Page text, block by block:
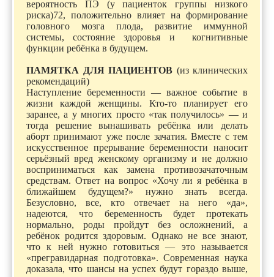
вероятность ПЭ (у пациенток группы низкого
риска)72, положительно влияет на формирование
головного мозга плода, развитие иммунной
системы, состояние здоровья и когнитивные
функции ребёнка в будущем.
ПАМЯТКА ДЛЯ ПАЦИЕНТОВ (из клинических
рекомендаций)
Наступление беременности — важное событие в
жизни каждой женщины. Кто-то планирует его
заранее, а у многих просто «так получилось» — и
тогда решение вынашивать ребёнка или делать
аборт принимают уже после зачатия. Вместе с тем
искусственное прерывание беременности наносит
серьёзный вред женскому организму и не должно
восприниматься как замена противозачаточным
средствам. Ответ на вопрос «Хочу ли я ребёнка в
ближайшем будущем?» нужно знать всегда.
Безусловно, все, кто отвечает на него «да»,
надеются, что беременность будет протекать
нормально, роды пройдут без осложнений, а
ребёнок родится здоровым. Однако не все знают,
что к ней нужно готовиться — это называется
«прегравидарная подготовка». Современная наука
доказала, что шансы на успех будут гораздо выше,